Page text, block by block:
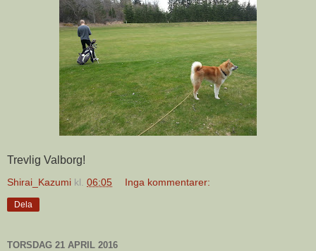
Trevlig Valborg!
Shirai_Kazumi kl. 06:05 Inga kommentarer:
Dela
TORSDAG 21 APRIL 2016